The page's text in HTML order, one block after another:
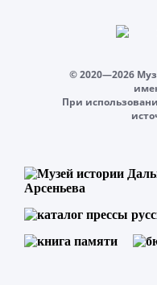
© 2020—2026
При